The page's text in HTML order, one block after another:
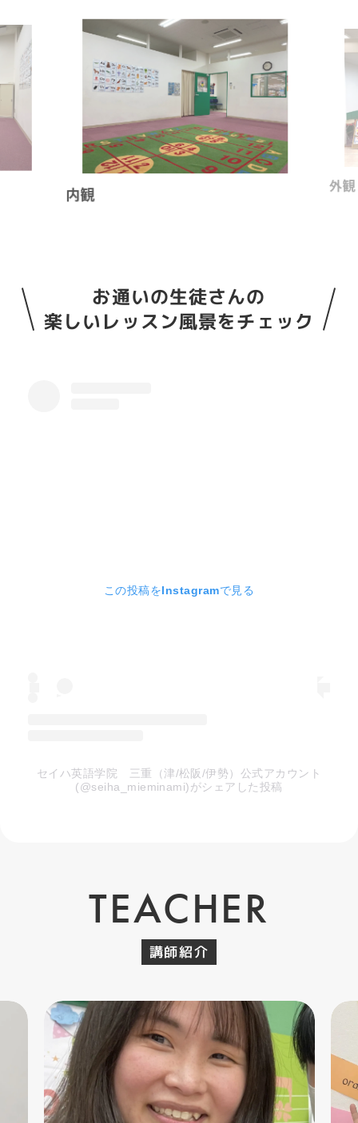
内観
外観
お通いの生徒さんの
楽しいレッスン風景をチェック
この投稿をInstagramで見る
セイハ英語学院 三重（津/松阪/伊勢）公式アカウント
(@seiha_mieminami)がシェアした投稿
TEACHER
講師紹介